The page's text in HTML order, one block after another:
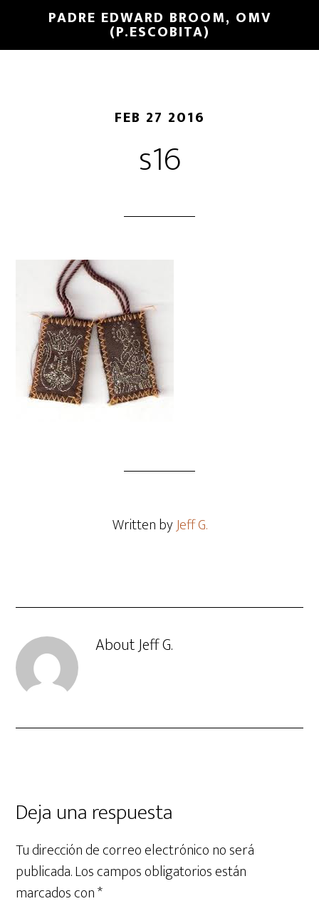
PADRE EDWARD BROOM, OMV
(P.ESCOBITA)
FEB 27 2016
s16
Written byJeff G.
AboutJeff G.
Deja una respuesta
Tu dirección de correo electrónico no será
publicada.Los campos obligatorios están
marcados con*